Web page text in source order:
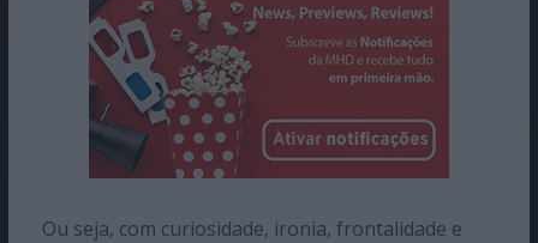
Ou seja, com curiosidade, ironia, frontalidade e